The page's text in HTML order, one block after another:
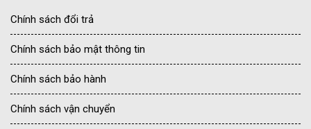
Chính sách đổi trả
Chính sách bảo mật thông tin
Chính sách bảo hành
Chính sách vận chuyển